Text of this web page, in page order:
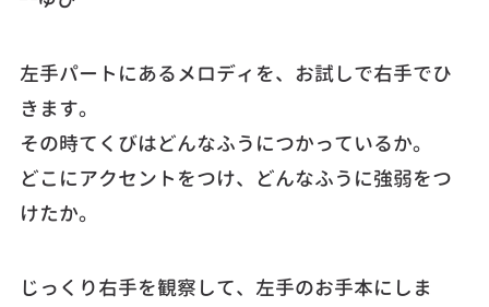
左手パートにあるメロディを、お試しで右手でひ
きます。
その時てくびはどんなふうにつかっているか。
どこにアクセントをつけ、どんなふうに強弱をつ
けたか。
じっくり右手を観察して、左手のお手本にしま